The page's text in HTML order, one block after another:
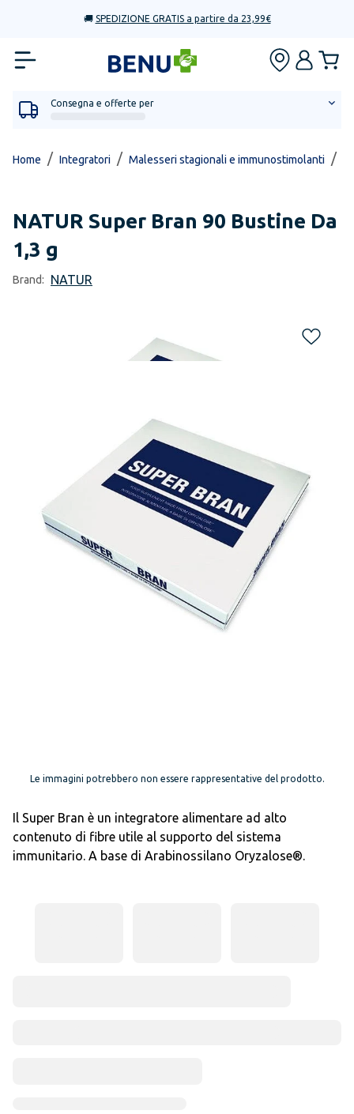
🚚 SPEDIZIONE GRATIS a partire da 23,99€
Consegna e offerte per
Home / Integratori / Malesseri stagionali e immunostimolanti /
NATUR Super Bran 90 Bustine Da
1,3 g
Brand: NATUR
Le immagini potrebbero non essere rappresentative del prodotto.
Il Super Bran è un integratore alimentare ad alto
contenuto di fibre utile al supporto del sistema
immunitario. A base di Arabinossilano Oryzalose®.